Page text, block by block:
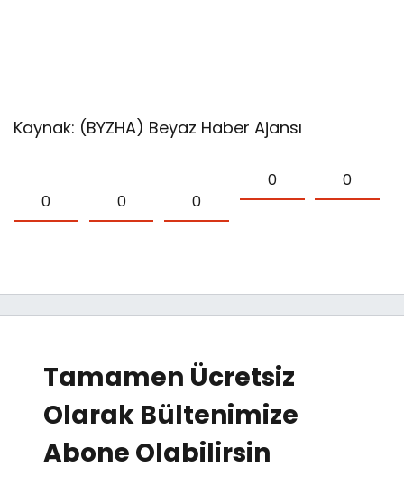
Kaynak: (BYZHA) Beyaz Haber Ajansı
0 0 0
0 0
Tamamen Ücretsiz
Olarak Bültenimize
Abone Olabilirsin